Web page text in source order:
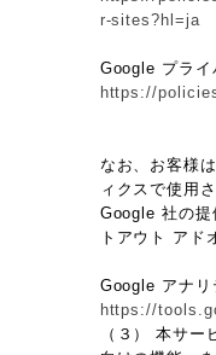
r-sites?hl=ja
Google プライ
https://
なお、お客様
ィクスで使用
Google 社の
トアウト アド
Google アナリ
https://
（３） 本サ